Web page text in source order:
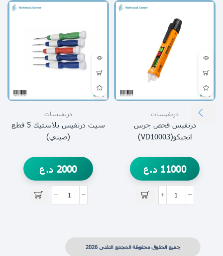
درنفيسات
درنفيس فحص جرس
انجيكو(VD10003)
11000 د.ع
درنفيسات
سيت درنفيس بلاستيك 5 قطع
(صيني)
2000 د.ع
جميع الحقوق محفوظة المجمع التقني 2026